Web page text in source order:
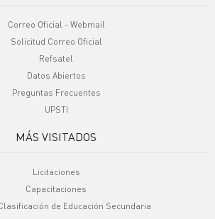
Correo Oficial - Webmail
Solicitud Correo Oficial
Refsatel
Datos Abiertos
Preguntas Frecuentes
UPSTI
MÁS VISITADOS
Licitaciones
Capacitaciones
de Educación Secundaria